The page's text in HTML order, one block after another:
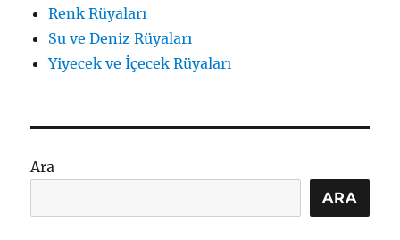
Renk Rüyaları
Su ve Deniz Rüyaları
Yiyecek ve İçecek Rüyaları
Ara
ARA